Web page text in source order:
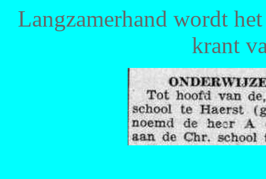
Langzamerhand wordt
krant